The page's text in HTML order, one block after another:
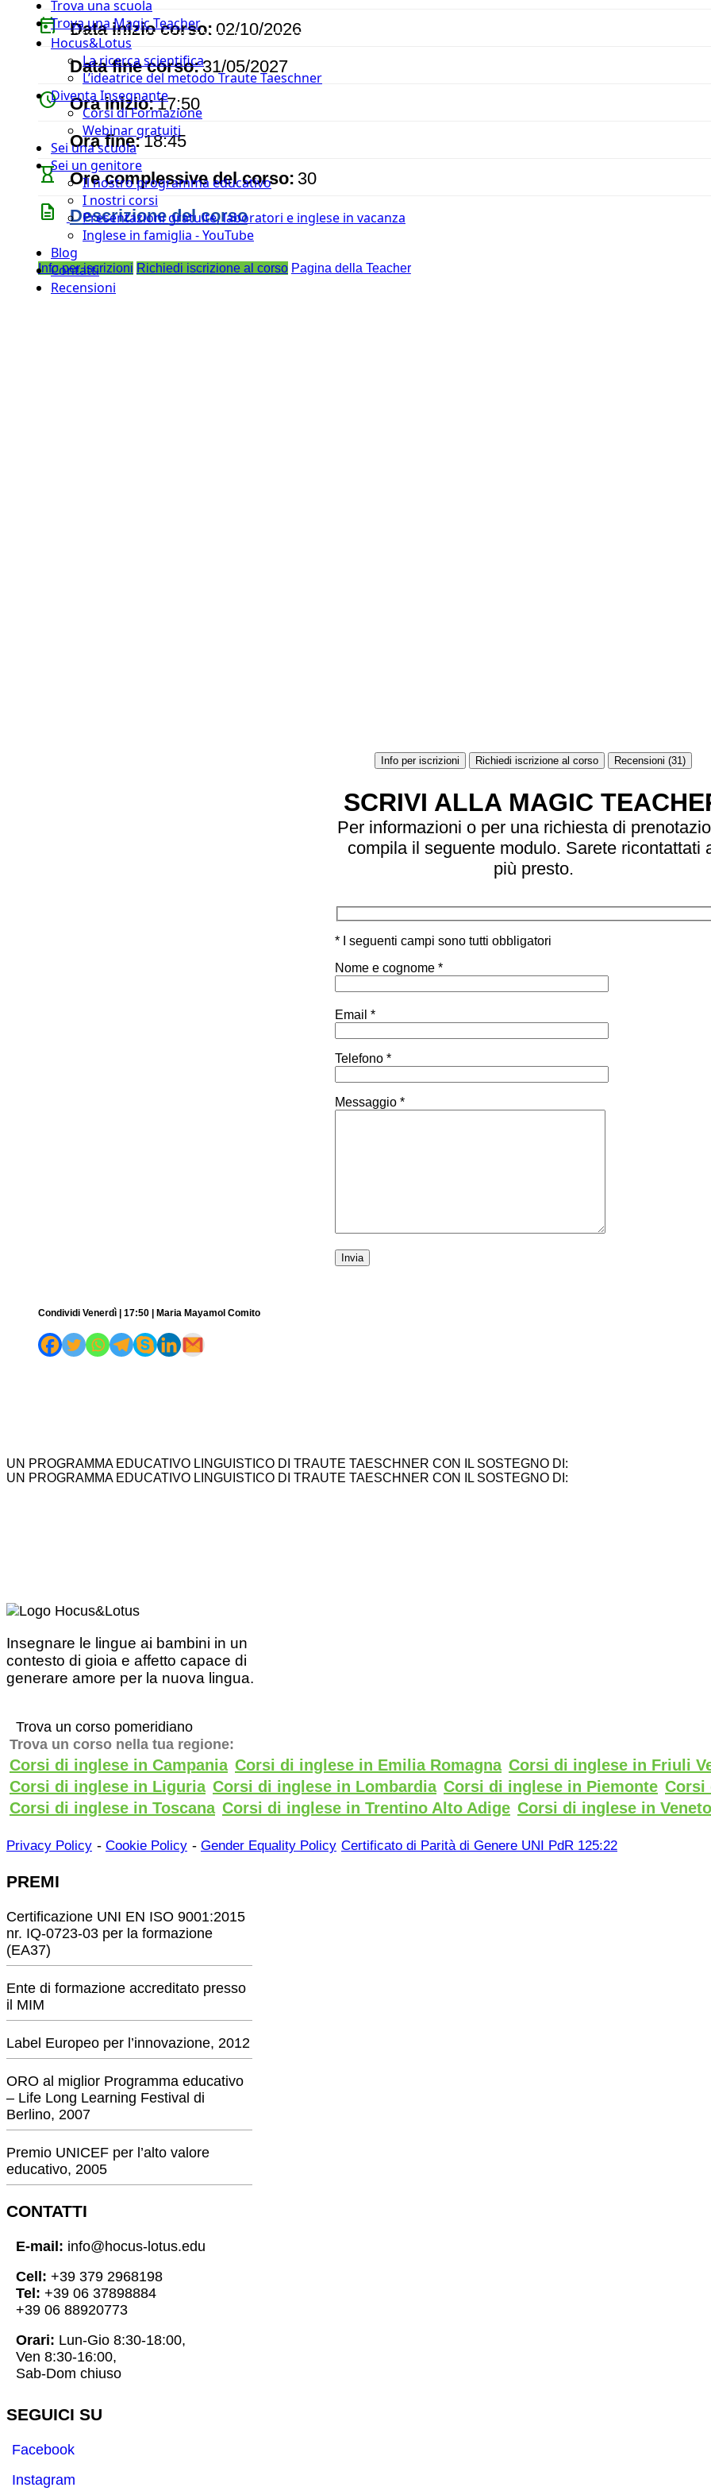
Trova una scuola
Trova una Magic Teacher
Hocus&Lotus
La ricerca scientifica
L’ideatrice del metodo Traute Taeschner
Diventa Insegnante
Corsi di Formazione
Webinar gratuiti
Sei una scuola
Sei un genitore
Il nostro programma educativo
I nostri corsi
Presentazioni gratuite, laboratori e inglese in vacanza
Inglese in famiglia - YouTube
Blog
Contatti
Recensioni
today Data inizio corso: 02/10/2026
Data fine corso:31/05/2027
watch_later Ora inizio:17:50
timer Ora fine:18:45
hourglass_empty Ore complessive del corso: 30
description Descrizione del corso
Info per iscrizioni Richiedi iscrizione al corso Pagina della Teacher
Info per iscrizioni Richiedi iscrizione al corso Recensioni (31)
SCRIVI ALLA MAGIC
Per informazioni o per una richiesta di
compila il seguente modulo. Sarete ricontattati
più presto.
* I seguenti campi sono tutti obbligatori
Nome e cognome *
Email *
Telefono *
Messaggio *
Condividi Venerdì | 17:50 | Maria Mayamol Comito
UN PROGRAMMA EDUCATIVO LINGUISTICO DI TRAUTE TAESCHNER CON IL SOSTEGNO DI:
UN PROGRAMMA EDUCATIVO LINGUISTICO DI TRAUTE TAESCHNER CON IL SOSTEGNO DI:
Insegnare le lingue ai bambini in un
contesto di gioia e affetto capace di
generare amore per la nuova lingua.
Trova un corso pomeridiano
Trova un corso nella tua regione:
Corsi di inglese in Campania Corsi di inglese in Emilia Romagna Corsi di inglese in Friuli
Corsi di inglese in Liguria Corsi di inglese in Lombardia Corsi di inglese in Piemonte Corsi
Corsi di inglese in Toscana Corsi di inglese in Trentino Alto Adige Corsi di inglese in Veneto
Privacy Policy - Cookie Policy - Gender Equality Policy Certificato di Parità di Genere UNI PdR 125:22
PREMI
Certificazione UNI EN ISO 9001:2015
nr. IQ-0723-03 per la formazione
(EA37)
Ente di formazione accreditato presso
il MIM
Label Europeo per l’innovazione, 2012
ORO al miglior Programma educativo
– Life Long Learning Festival di
Berlino, 2007
Premio UNICEF per l’alto valore
educativo, 2005
CONTATTI
E-mail: info@hocus-lotus.edu
Cell: +39 379 2968198
Tel: +39 06 37898884
+39 06 88920773
Orari: Lun-Gio 8:30-18:00,
Ven 8:30-16:00,
Sab-Dom chiuso
SEGUICI SU
Facebook
Instagram